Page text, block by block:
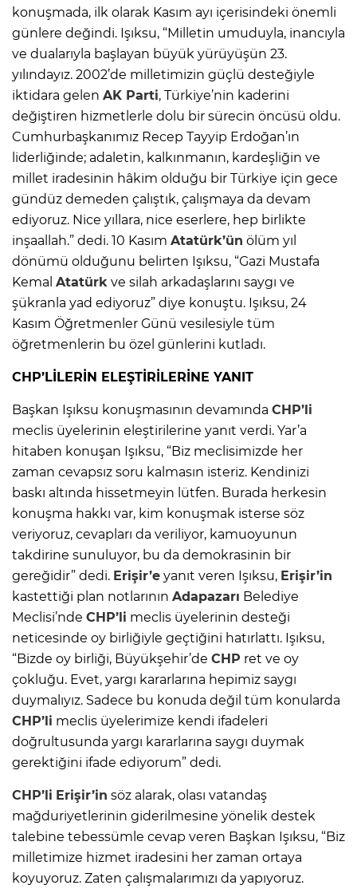
konuşmada, ilk olarak Kasım ayı içerisindeki önemli
günlere değindi. Işıksu, “Milletin umuduyla, inancıyla
ve dualarıyla başlayan büyük yürüyüşün 23.
yılındayız. 2002’de milletimizin güçlü desteğiyle
iktidara gelen AK Parti, Türkiye’nin kaderini
değiştiren hizmetlerle dolu bir sürecin öncüsü oldu.
Cumhurbaşkanımız Recep Tayyip Erdoğan’ın
liderliğinde; adaletin, kalkınmanın, kardeşliğin ve
millet iradesinin hâkim olduğu bir Türkiye için gece
gündüz demeden çalıştık, çalışmaya da devam
ediyoruz. Nice yıllara, nice eserlere, hep birlikte
inşaallah.” dedi. 10 Kasım Atatürk’ün ölüm yıl
dönümü olduğunu belirten Işıksu, “Gazi Mustafa
Kemal Atatürk ve silah arkadaşlarını saygı ve
şükranla yad ediyoruz” diye konuştu. Işıksu, 24
Kasım Öğretmenler Günü vesilesiyle tüm
öğretmenlerin bu özel günlerini kutladı.
CHP’LİLERİN ELEŞTİRİLERİNE YANIT
Başkan Işıksu konuşmasının devamında CHP’li
meclis üyelerinin eleştirilerine yanıt verdi. Yar’a
hitaben konuşan Işıksu, “Biz meclisimizde her
zaman cevapsız soru kalmasın isteriz. Kendinizi
baskı altında hissetmeyin lütfen. Burada herkesin
konuşma hakkı var, kim konuşmak isterse söz
veriyoruz, cevapları da veriliyor, kamuoyunun
takdirine sunuluyor, bu da demokrasinin bir
gereğidir” dedi. Erişir’e yanıt veren Işıksu, Erişir’in
kastettiği plan notlarının Adapazarı Belediye
Meclisi’nde CHP’li meclis üyelerinin desteği
neticesinde oy birliğiyle geçtiğini hatırlattı. Işıksu,
“Bizde oy birliği, Büyükşehir’de CHP ret ve oy
çokluğu. Evet, yargı kararlarına hepimiz saygı
duymalıyız. Sadece bu konuda değil tüm konularda
CHP’li meclis üyelerimize kendi ifadeleri
doğrultusunda yargı kararlarına saygı duymak
gerektiğini ifade ediyorum” dedi.
CHP’li Erişir’in söz alarak, olası vatandaş
mağduriyetlerinin giderilmesine yönelik destek
talebine tebessümle cevap veren Başkan Işıksu, “Biz
milletimize hizmet iradesini her zaman ortaya
koyuyoruz. Zaten çalışmalarımızı da yapıyoruz.